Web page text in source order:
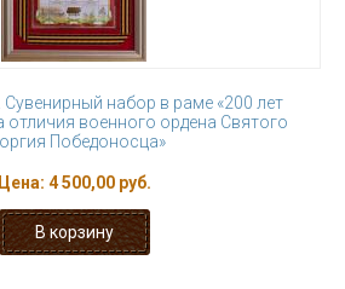
Сувенирный набор в раме «200 лет
отличия военного ордена Святого
Победоносца»
Цена: 4 500,00 руб.